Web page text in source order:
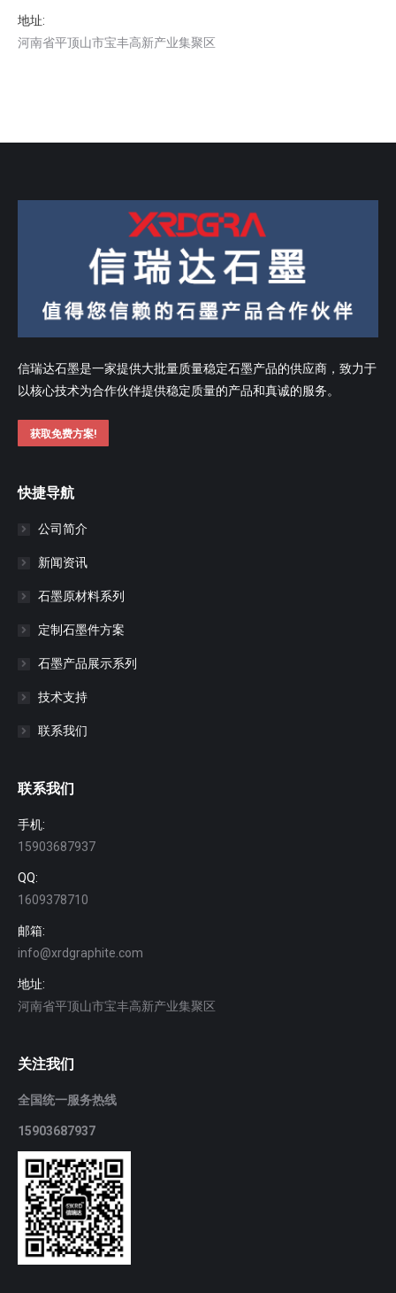
地址:
河南省平顶山市宝丰高新产业集聚区
信瑞达石墨是一家提供大批量质量稳定石墨产品的供应商，致力于
以核心技术为合作伙伴提供稳定质量的产品和真诚的服务。
获取免费方案!
快捷导航
公司简介
新闻资讯
石墨原材料系列
定制石墨件方案
石墨产品展示系列
技术支持
联系我们
联系我们
手机:
15903687937
QQ:
1609378710
邮箱:
info@xrdgraphite.com
地址:
河南省平顶山市宝丰高新产业集聚区
关注我们
全国统一服务热线
15903687937